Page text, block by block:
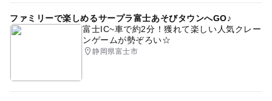
ファミリーで楽しめるサープラ富士あそびタウンへGO♪
富士IC~車で約2分！獲れて楽しい人気クレー
ンゲームが勢ぞろい☆
静岡県富士市